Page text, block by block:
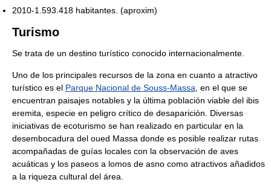
2010-1.593.418 habitantes. (aproxim)
Turismo
Se trata de un destino turístico conocido internacionalmente.
Uno de los principales recursos de la zona en cuanto a atractivo
turístico es el Parque Nacional de Souss-Massa, en el que se
encuentran paisajes notables y la última población viable del ibis
eremita, especie en peligro crítico de desaparición. Diversas
iniciativas de ecoturismo se han realizado en particular en la
desembocadura del oued Massa donde es posible realizar rutas
acompañadas de guías locales con la observación de aves
acuáticas y los paseos a lomos de asno como atractivos añadidos
a la riqueza cultural del área.